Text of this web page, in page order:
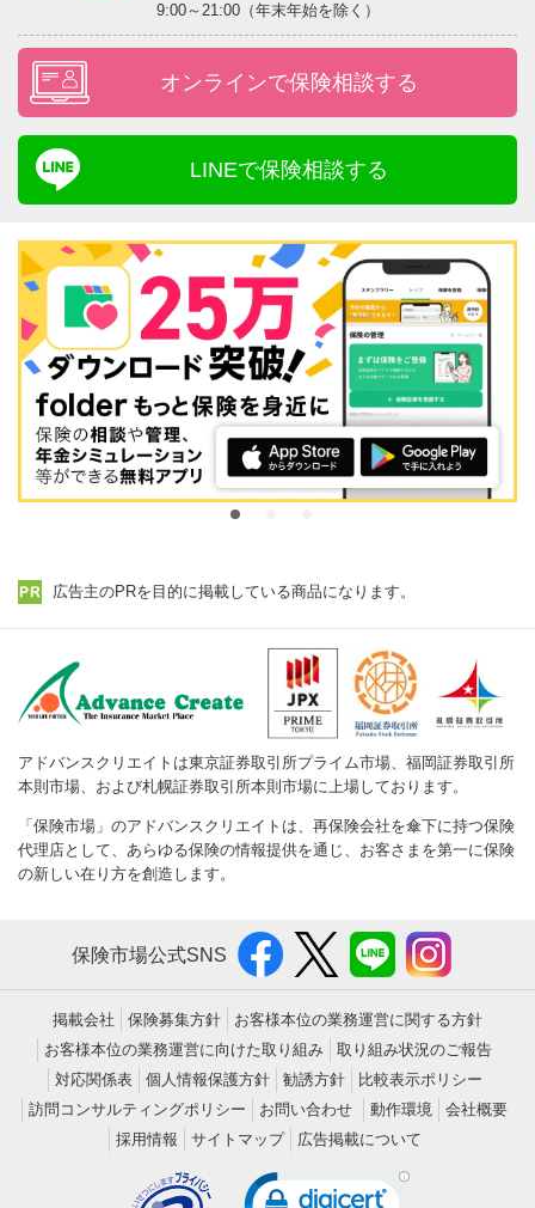
9:00～21:00（年末年始を除く）
オンラインで保険相談する
LINEで保険相談する
広告主のPRを目的に掲載している商品になります。
アドバンスクリエイトは東京証券取引所プライム市場、福岡証券取引所
本則市場、および札幌証券取引所本則市場に上場しております。
「保険市場」のアドバンスクリエイトは、再保険会社を傘下に持つ保険
代理店として、あらゆる保険の情報提供を通じ、お客さまを第一に保険
の新しい在り方を創造します。
保険市場公式SNS
掲載会社 保険募集方針
お客様本位の業務運営に関する方針
お客様本位の業務運営に向けた取り組み
取り組み状況のご報告
対応関係表
個人情報保護方針 勧誘方針
比較表示ポリシー
訪問コンサルティングポリシー
お問い合わせ 動作環境
会社概要
採用情報
サイトマップ 広告掲載について